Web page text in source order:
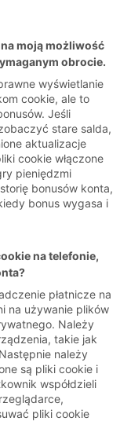
moją możliwość
obrocie.
wyświetlanie
cookie, ale to
Jeśli
stare salda,
aktualizacje
cookie włączone
pieniędzmi
bonusów konta,
bonus wygasa i
na telefonie,
płatnicze na
na używanie plików
Należy
takie jak
należy
są pliki cookie i
współdzieli
pliki cookie